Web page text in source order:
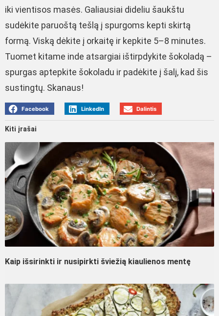
iki vientisos masės. Galiausiai dideliu šaukštu
sudėkite paruoštą tešlą į spurgoms kepti skirtą
formą. Viską dėkite į orkaitę ir kepkite 5–8 minutes.
Tuomet kitame inde atsargiai ištirpdykite šokoladą –
spurgas aptepkite šokoladu ir padėkite į šalį, kad šis
sustingtų. Skanaus!
Facebook LinkedIn Dalintis
Kiti įrašai
Kaip išsirinkti ir nusipirkti šviežią kiaulienos mentę